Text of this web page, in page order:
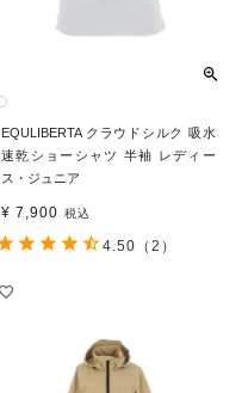
EQULIBERTA クラウドシルク 吸水
速乾ショーシャツ 半袖 レディー
ス・ジュニア
¥ 7,900 税込
4.50 （2）